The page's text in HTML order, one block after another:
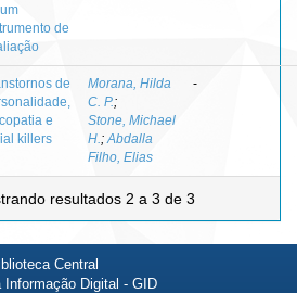
de
de
e
killers
Morana, Hilda
C. P.;
Stone, Michael
H. ; Abdalla
Filho, Elias
-
resultados 2 a 3 de 3
Central
Informação Digital - GID